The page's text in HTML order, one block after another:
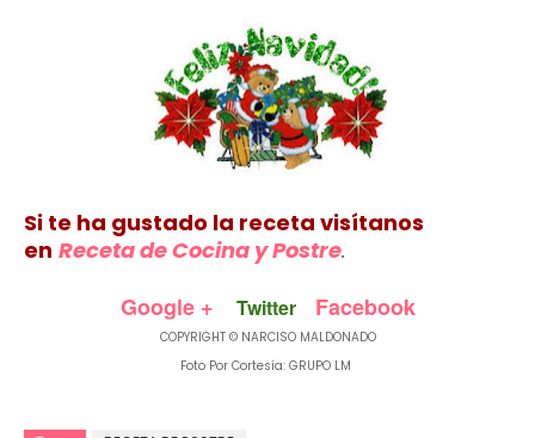
Si te ha gustado la receta visítanos
en Receta de Cocina y Postre.
Google + Twitter Facebook
COPYRIGHT © NARCISO MALDONADO
Foto Por Cortesía: GRUPO LM